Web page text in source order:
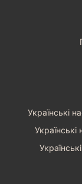
Українські
Українські